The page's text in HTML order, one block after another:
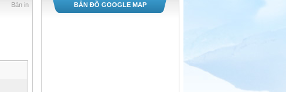
Bản in BẢN ĐỒ GOOGLE MAP